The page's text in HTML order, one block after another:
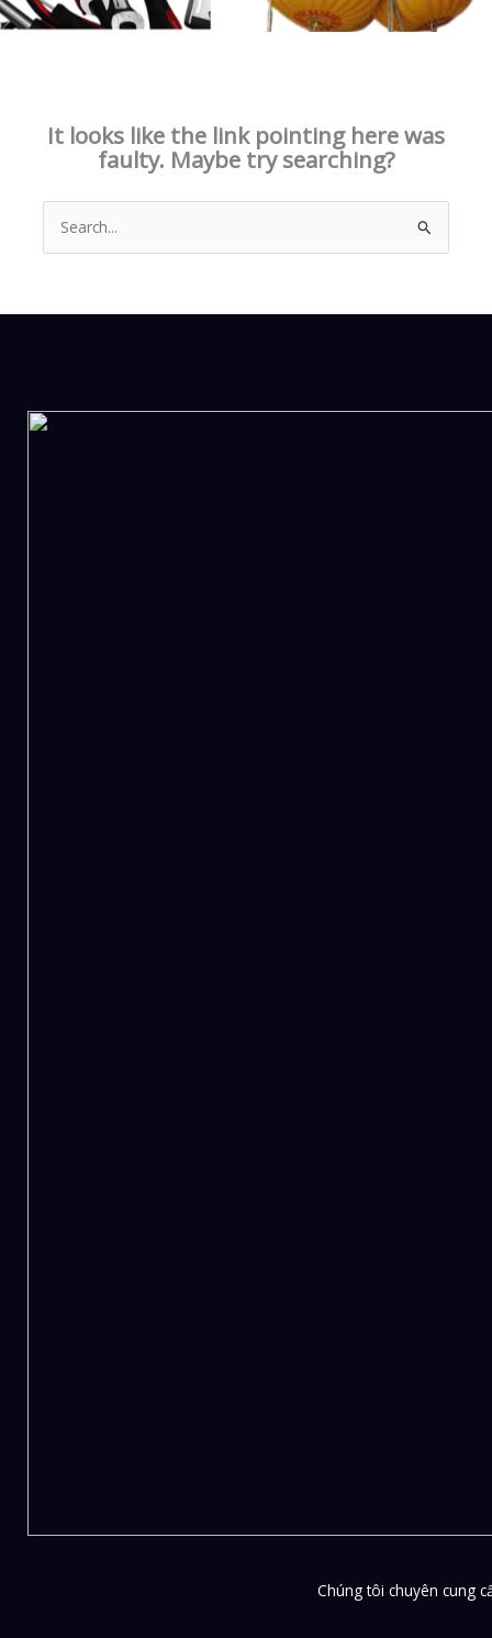
It looks like the link pointing here was
faulty. Maybe try searching?
for:
Chúng tôi chuyên cung